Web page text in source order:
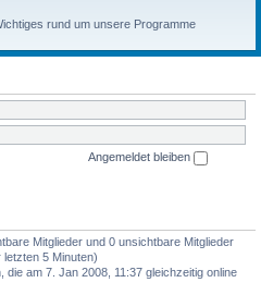
rund um unsere Programme
Angemeldet bleiben
Mitglieder und 0 unsichtbare Mitglieder
5 Minuten)
die am 7. Jan 2008, 11:37 gleichzeitig online